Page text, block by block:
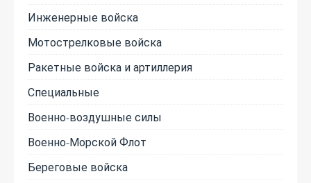
Инженерные войска
Мотострелковые войска
Ракетные войска и артиллерия
Специальные
Военно-воздушные силы
Военно-Морской Флот
Береговые войска